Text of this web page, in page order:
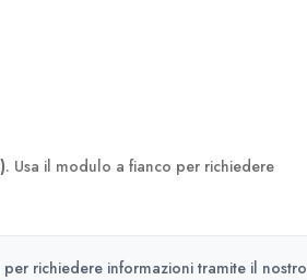
. Usa il modulo a fianco per richiedere
richiedere informazioni tramite il nostro